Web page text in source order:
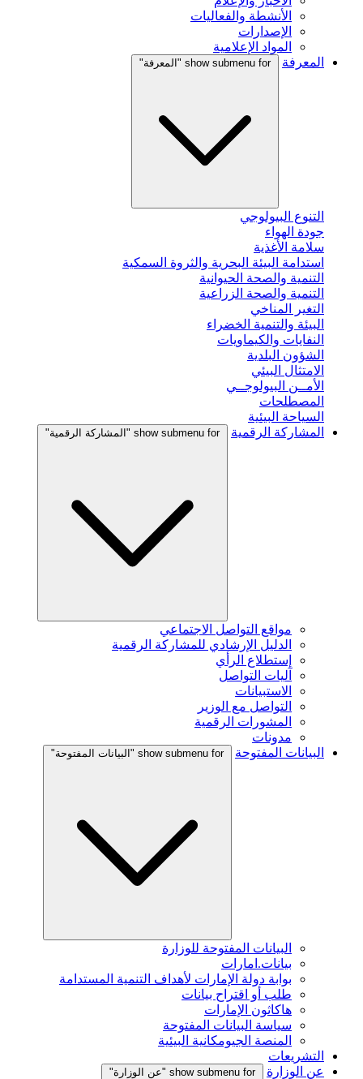
الأنشطة والفعاليات
الإصدارات
المواد الإعلامية
المعرفة
show submenu for "المعرفة"
التنوع البيولوجي
جودة الهواء
سلامة الأغذية
استدامة البيئة البحرية والثروة السمكية
التنمية والصحة الحيوانية
التنمية والصحة الزراعية
التغير المناخي
البيئة والتنمية الخضراء
النفايات والكيماويات
الشؤون البلدية
الامتثال البيئي
الأمــن البيولوجــي
المصطلحات
السياحة البيئية
المشاركة الرقمية
show submenu for "المشاركة الرقمية"
مواقع التواصل الاجتماعي
الدليل الإرشادي للمشاركة الرقمية
إستطلاع الرأي
آليات التواصل
الاستبيانات
التواصل مع الوزير
المشورات الرقمية
مدونات
البيانات المفتوحة
show submenu for "البيانات المفتوحة"
البيانات المفتوحة للوزارة
بيانات.امارات
بوابة دولة الإمارات لأهداف التنمية المستدامة
طلب أو اقتراح بيانات
هاكاثون الإمارات
سياسة البيانات المفتوحة
المنصة الجيومكانية البيئية
التشريعات
عن الوزارة
show submenu for "عن الوزارة"